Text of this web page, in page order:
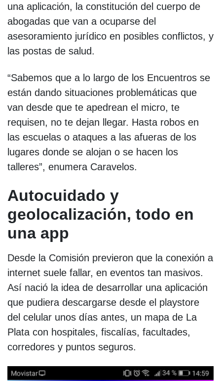
una aplicación, la constitución del cuerpo de
abogadas que van a ocuparse del
asesoramiento jurídico en posibles conflictos, y
las postas de salud.
“Sabemos que a lo largo de los Encuentros se
están dando situaciones problemáticas que
van desde que te apedrean el micro, te
requisen, no te dejan llegar. Hasta robos en
las escuelas o ataques a las afueras de los
lugares donde se alojan o se hacen los
talleres”, enumera Caravelos.
Autocuidado y
geolocalización, todo en
una app
Desde la Comisión previeron que la conexión a
internet suele fallar, en eventos tan masivos.
Así nació la idea de desarrollar una aplicación
que pudiera descargarse desde el playstore
del celular unos días antes, un mapa de La
Plata con hospitales, fiscalías, facultades,
corredores y puntos seguros.